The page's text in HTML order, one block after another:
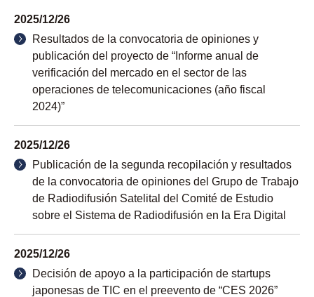
2025/12/26
Resultados de la convocatoria de opiniones y
publicación del proyecto de “Informe anual de
verificación del mercado en el sector de las
operaciones de telecomunicaciones (año fiscal
2024)”
2025/12/26
Publicación de la segunda recopilación y resultados
de la convocatoria de opiniones del Grupo de Trabajo
de Radiodifusión Satelital del Comité de Estudio
sobre el Sistema de Radiodifusión en la Era Digital
2025/12/26
Decisión de apoyo a la participación de startups
japonesas de TIC en el preevento de “CES 2026”